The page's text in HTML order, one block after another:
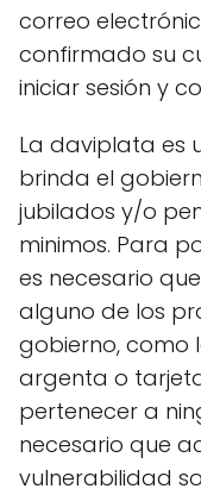
correo
confirmado su
iniciar sesión y
La daviplata es
brinda el
jubilados y/o
minimos. Para
es necesario
alguno de los
gobierno,
argenta o
pertenecer a
necesario que
vulnerabilidad